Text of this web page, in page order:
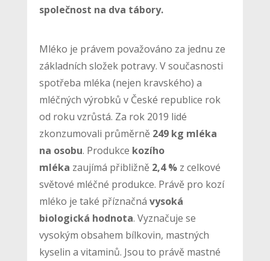
společnost na dva tábory.
Mléko je právem považováno za jednu ze
základních složek potravy. V současnosti
spotřeba mléka (nejen kravského) a
mléčných výrobků v České republice rok
od roku vzrůstá. Za rok 2019 lidé
zkonzumovali průměrně 249 kg mléka
na osobu. Produkce kozího
mléka zaujímá přibližně 2,4 %z celkové
světové mléčné produkce. Právě pro kozí
mléko je také příznačná vysoká
biologická hodnota. Vyznačuje se
vysokým obsahem bílkovin, mastných
kyselin a vitaminů. Jsou to právě mastné